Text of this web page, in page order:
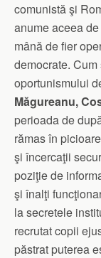
comunistă şi
anume aceea
mână de fier
democrate.
oportunismului
Măgureanu,
perioada de
rămas în
şi încercaţii
poziţie de
şi înalţi
la secretele
recrutat copii
păstrat puterea